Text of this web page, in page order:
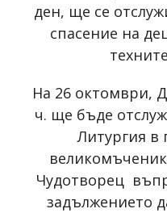
ден, ще се
спасение на
На 26 октомври,
ч. ще бъде
Литургия в
Чудотворец
задължението